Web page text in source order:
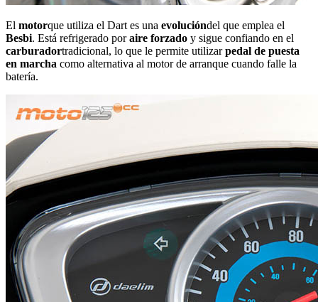
El motorque utiliza el Dart es una evolucióndel que emplea el
Besbi. Está refrigerado poraire forzado y sigue confiando en el
carburadortradicional, lo que le permite utilizarpedal de puesta
en marcha como alternativa al motor de arranque cuando falle la
batería.